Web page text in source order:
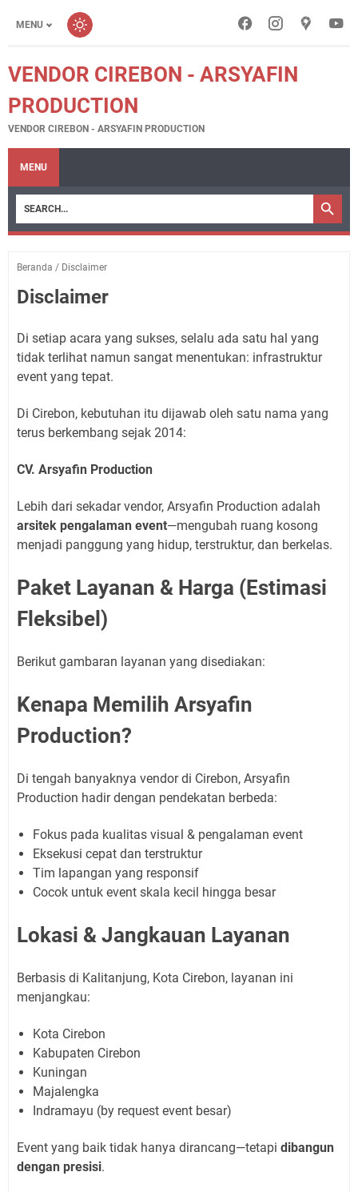
MENU
VENDOR CIREBON - ARSYAFIN
PRODUCTION
VENDOR CIREBON - ARSYAFIN PRODUCTION
MENU
Beranda / Disclaimer
Disclaimer
Di setiap acara yang sukses, selalu ada satu hal yang
tidak terlihat namun sangat menentukan: infrastruktur
event yang tepat.
Di Cirebon, kebutuhan itu dijawab oleh satu nama yang
terus berkembang sejak 2014:
CV. Arsyafin Production
Lebih dari sekadar vendor, Arsyafin Production adalah
arsitek pengalaman event—mengubah ruang kosong
menjadi panggung yang hidup, terstruktur, dan berkelas.
Paket Layanan & Harga (Estimasi
Fleksibel)
Berikut gambaran layanan yang disediakan:
Kenapa Memilih Arsyafin
Production?
Di tengah banyaknya vendor di Cirebon, Arsyafin
Production hadir dengan pendekatan berbeda:
Fokus pada kualitas visual & pengalaman event
Eksekusi cepat dan terstruktur
Tim lapangan yang responsif
Cocok untuk event skala kecil hingga besar
Lokasi & Jangkauan Layanan
Berbasis di Kalitanjung, Kota Cirebon, layanan ini
menjangkau:
Kota Cirebon
Kabupaten Cirebon
Kuningan
Majalengka
Indramayu (by request event besar)
Event yang baik tidak hanya dirancang—tetapi dibangun
dengan presisi.